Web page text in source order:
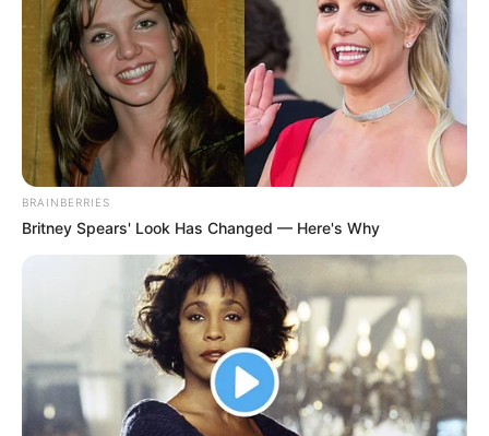
BRAINBERRIES
Britney Spears' Look Has Changed — Here's Why